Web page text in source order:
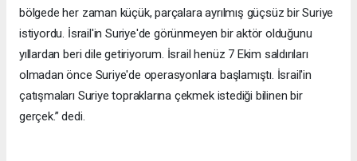
bölgede her zaman küçük, parçalara ayrılmış güçsüz bir Suriye
istiyordu. İsrail'in Suriye'de görünmeyen bir aktör olduğunu
yıllardan beri dile getiriyorum. İsrail henüz 7 Ekim saldırıları
olmadan önce Suriye'de operasyonlara başlamıştı. İsrail'in
çatışmaları Suriye topraklarına çekmek istediği bilinen bir
gerçek.” dedi.